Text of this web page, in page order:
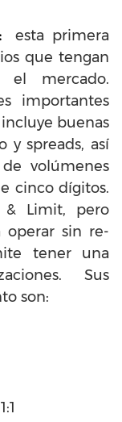
esta primera
que tengan
el mercado.
importantes
buenas
y spreads, así
volúmenes
cinco dígitos.
& Limit, pero
operar sin re-
tener una
Sus
son: